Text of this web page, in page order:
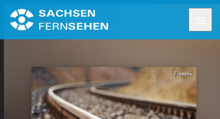
Freepik